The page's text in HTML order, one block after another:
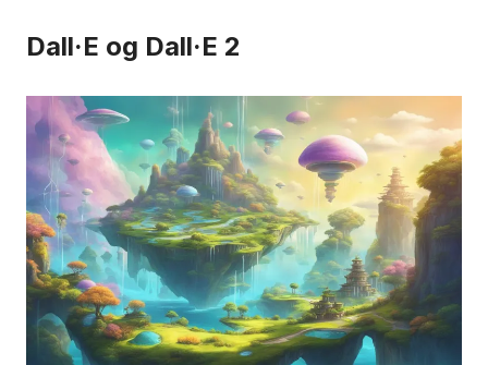
Dall·E og Dall·E 2